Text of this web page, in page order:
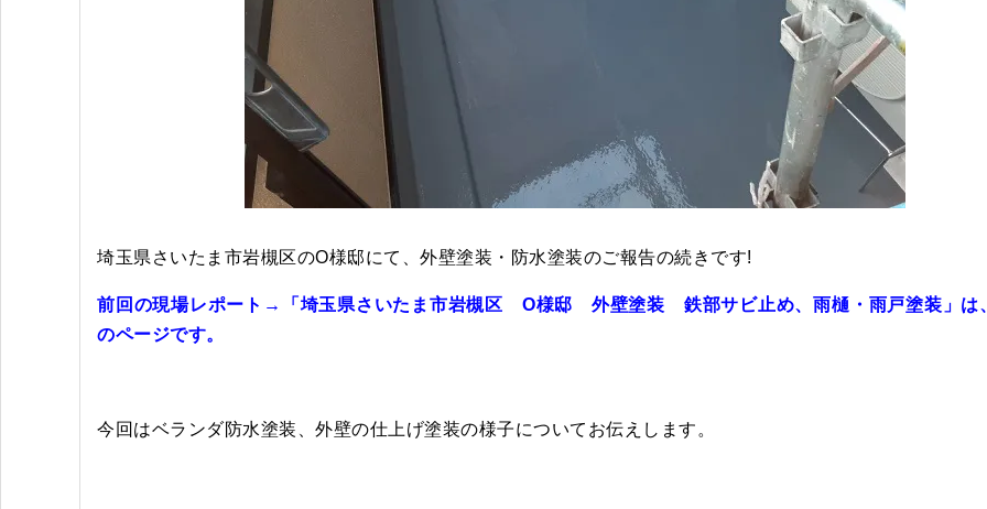
埼玉県さいたま市岩槻区のO様邸にて、外壁塗装・防水塗装のご報告の続きです!
前回の現場レポート→「埼玉県さいたま市岩槻区 O様邸 外壁塗装 鉄部サビ止め、雨樋・雨戸塗装」は
のページです。
今回はベランダ防水塗装、外壁の仕上げ塗装の様子についてお伝えします。